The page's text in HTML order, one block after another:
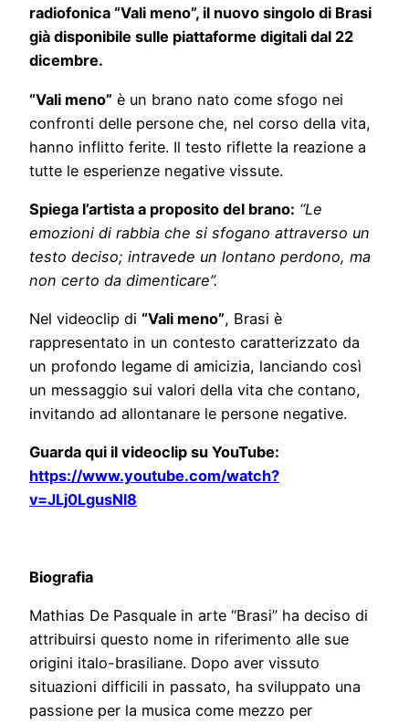
radiofonica “Vali meno”, il nuovo singolo di Brasi
già disponibile sulle piattaforme digitali dal 22
dicembre.
“Vali meno” è un brano nato come sfogo nei
confronti delle persone che, nel corso della vita,
hanno inflitto ferite. Il testo riflette la reazione a
tutte le esperienze negative vissute.
Spiega l’artista a proposito del brano: “Le
emozioni di rabbia che si sfogano attraverso un
testo deciso; intravede un lontano perdono, ma
non certo da dimenticare”.
Nel videoclip di “Vali meno”, Brasi è
rappresentato in un contesto caratterizzato da
un profondo legame di amicizia, lanciando così
un messaggio sui valori della vita che contano,
invitando ad allontanare le persone negative.
Guarda qui il videoclip su YouTube:
https://www.youtube.com/watch?
v=JLj0LgusNl8
Biografia
Mathias De Pasquale in arte “Brasi” ha deciso di
attribuirsi questo nome in riferimento alle sue
origini italo-brasiliane. Dopo aver vissuto
situazioni difficili in passato, ha sviluppato una
passione per la musica come mezzo per